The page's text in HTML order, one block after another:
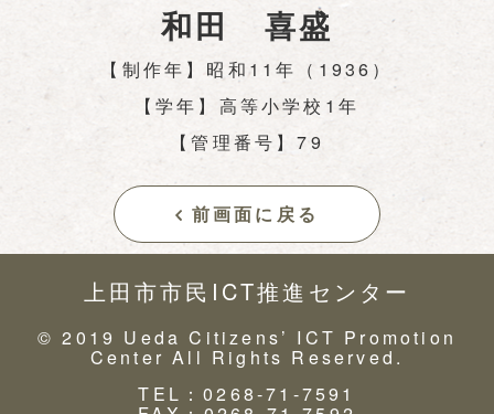
和田 喜盛
【制作年】昭和11年（1936）
【学年】高等小学校1年
【管理番号】79
前画面に戻る
上田市市民ICT推進センター
© 2019 Ueda Citizens’ ICT Promotion
Center All Rights Reserved.
TEL：0268-71-7591